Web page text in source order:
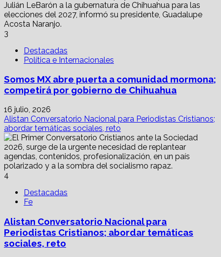
3
Destacadas
Política e Internacionales
Somos MX abre puerta a comunidad mormona;
competirá por gobierno de Chihuahua
16 julio, 2026
Alistan Conversatorio Nacional para Periodistas Cristianos;
abordar temáticas sociales, reto
4
Destacadas
Fe
Alistan Conversatorio Nacional para
Periodistas Cristianos; abordar temáticas
sociales, reto